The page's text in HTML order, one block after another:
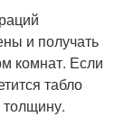
и получать
комнат. Если
табло